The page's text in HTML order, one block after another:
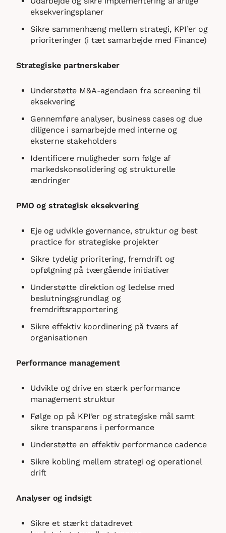
eksekveringsplaner
Sikre sammenhæng mellem strategi, KPI’er og
prioriteringer (i tæt samarbejde med Finance)
Strategiske partnerskaber
Understøtte M&A-agendaen fra screening til
eksekvering
Gennemføre analyser, business cases og due
diligence i samarbejde med interne og
eksterne stakeholders
Identificere muligheder som følge af
markedskonsolidering og strukturelle
ændringer
PMO og strategisk eksekvering
Eje og udvikle governance, struktur og best
practice for strategiske projekter
Sikre tydelig prioritering, fremdrift og
opfølgning på tværgående initiativer
Understøtte direktion og ledelse med
beslutningsgrundlag og
fremdriftsrapportering
Sikre effektiv koordinering på tværs af
organisationen
Performance management
Udvikle og drive en stærk performance
management struktur
Følge op på KPI’er og strategiske mål samt
sikre transparens i performance
Understøtte en effektiv performance cadence
Sikre kobling mellem strategi og operationel
drift
Analyser og indsigt
Sikre et stærkt datadrevet